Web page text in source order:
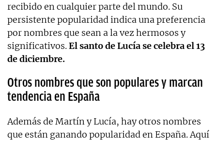
recibido en cualquier parte del mundo. Su
persistente popularidad indica una preferencia
por nombres que sean a la vez hermosos y
significativos.El santo de Lucía se celebra el 13
de diciembre.
Otros nombres que son populares y marcan
tendencia en España
Además de Martín y Lucía, hay otros nombres
que están ganando popularidad en España. Aquí